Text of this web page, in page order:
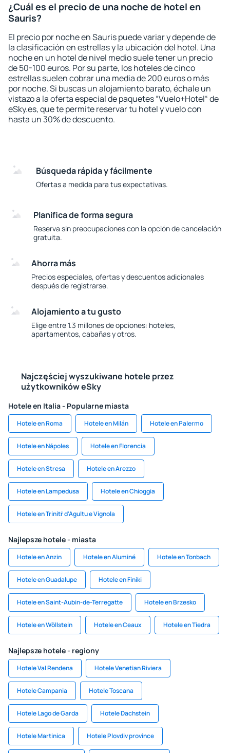
¿Cuál es el precio de una noche de hotel en
Sauris?
El precio por noche en Sauris puede variar y depende de
la clasificación en estrellas y la ubicación del hotel. Una
noche en un hotel de nivel medio suele tener un precio
de 50-100 euros. Por su parte, los hoteles de cinco
estrellas suelen cobrar una media de 200 euros o más
por noche. Si buscas un alojamiento barato, échale un
vistazo a la oferta especial de paquetes “Vuelo+Hotel“ de
eSky.es, que te permite reservar tu hotel y vuelo con
hasta un 30% de descuento.
Búsqueda rápida y fácilmente
Ofertas a medida para tus expectativas.
Planifica de forma segura
Reserva sin preocupaciones con la opción de cancelación
gratuita.
Ahorra más
Precios especiales, ofertas y descuentos adicionales
después de registrarse.
Alojamiento a tu gusto
Elige entre 1.3 millones de opciones: hoteles,
apartamentos, cabañas y otros.
Najczęściej wyszukiwane hotele przez
użytkowników eSky
Hotele en Italia - Popularne miasta
Hotele en Roma Hotele en Milán Hotele en Palermo
Hotele en Nápoles Hotele en Florencia
Hotele en Stresa Hotele en Arezzo
Hotele en Lampedusa Hotele en Chioggia
Hotele en Trinitŕ d'Agultu e Vignola
Najlepsze hotele - miasta
Hotele en Anzin Hotele en Aluminé Hotele en Tonbach
Hotele en Guadalupe Hotele en Finiki
Hotele en Saint-Aubin-de-Terregatte Hotele en Brzesko
Hotele en Wöllstein Hotele en Ceaux Hotele en Tiedra
Najlepsze hotele - regiony
Hotele Val Rendena Hotele Venetian Riviera
Hotele Campania Hotele Toscana
Hotele Lago de Garda Hotele Dachstein
Hotele Martinica Hotele Plovdiv province